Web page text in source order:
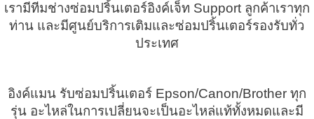
เรามีทีมช่างซ่อมปริ้นเตอร์อิงค์เจ็ท Support ลูกค้าเราทุก
ท่าน และมีศูนย์บริการเติมและซ่อมปริ้นเตอร์รองรับทั่ว
ประเทศ
อิงค์แมน รับซ่อมปริ้นเตอร์ Epson/Canon/Brother ทุก
รุ่น อะไหล่ในการเปลี่ยนจะเป็นอะไหล่แท้ทั้งหมดและมี